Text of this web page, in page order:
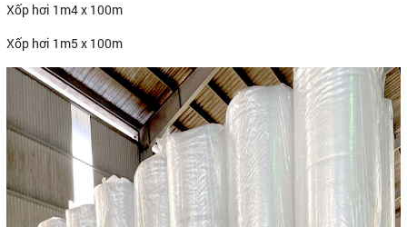
Xốp hơi 1m4 x 100m
Xốp hơi 1m5 x 100m